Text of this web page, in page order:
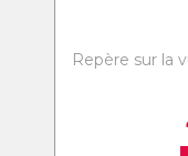
Repère sur la